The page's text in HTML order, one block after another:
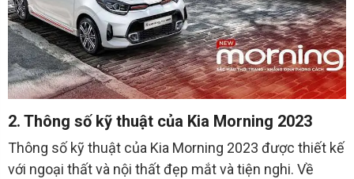
2. Thông số kỹ thuật của Kia Morning 2023
Thông số kỹ thuật của Kia Morning 2023 được thiết kế
với ngoại thất và nội thất đẹp mắt và tiện nghi. Về